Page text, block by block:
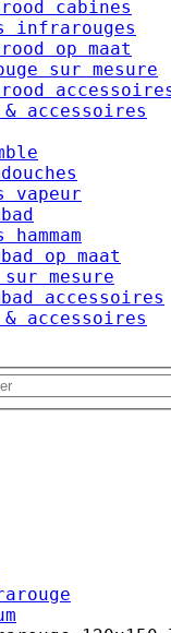
infrarouges
sur mesure
accessoires
vapeur
sur mesure
accessoires